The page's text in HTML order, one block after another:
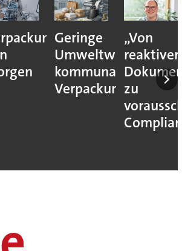
Geringe
Umweltwirkung
kommunaler
Verpackungssteuern
„Von
reaktiver
zu